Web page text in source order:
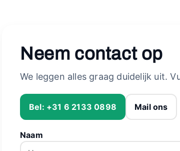
Neem contact op
We leggen alles graag duidelijk uit.
Bel: +31 6 2133 0898 Mail ons
Naam